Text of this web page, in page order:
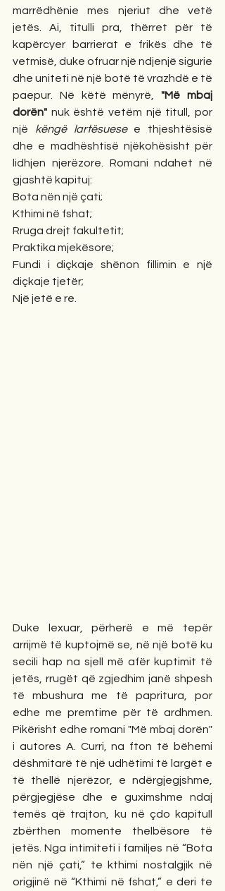
marrëdhënie mes njeriut dhe vetë
jetës. Ai, titulli pra, thërret për të
kapërcyer barrierat e frikës dhe të
vetmisë, duke ofruar një ndjenjë sigurie
dhe uniteti në një botë të vrazhdë e të
paepur. Në këtë mënyrë, "Më mbaj
dorën" nuk është vetëm një titull, por
një këngë lartësuese e thjeshtësisë
dhe e madhështisë njëkohësisht për
lidhjen njerëzore. Romani ndahet në
gjashtë kapituj:
Bota nën një çati;
Kthimi në fshat;
Rruga drejt fakultetit;
Praktika mjekësore;
Fundi i diçkaje shënon fillimin e një
diçkaje tjetër;
Një jetë e re.
Duke lexuar, përherë e më tepër
arrijmë të kuptojmë se, në një botë ku
secili hap na sjell më afër kuptimit të
jetës, rrugët që zgjedhim janë shpesh
të mbushura me të papritura, por
edhe me premtime për të ardhmen.
Pikërisht edhe romani "Më mbaj dorën"
i autores A. Curri, na fton të bëhemi
dëshmitarë të një udhëtimi të largët e
të thellë njerëzor, e ndërgjegjshme,
përgjegjëse dhe e guximshme ndaj
temës që trajton, ku në çdo kapitull
zbërthen momente thelbësore të
jetës. Nga intimiteti i familjes në “Bota
nën një çati,” te kthimi nostalgjik në
origjinë në “Kthimi në fshat,” e deri te